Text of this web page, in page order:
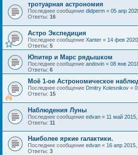
тротуарная астрономия
Последнее сообщение didperm « 05 апр
Ответы: 16
Астро Экспедиция
Последнее сообщение Xanter « 14 фев
Ответы: 5
Юпитер и Марс рядышком
Последнее сообщение andovin « 08 янв
Ответы: 6
Моё 1-ое Астрономическое
Последнее сообщение Dmitry Kolesnikov «
Ответы: 15
Наблюдения Луны
Последнее сообщение edvan « 11 май
Ответы: 11
Наиболее яркие галактики.
Последнее сообщение edvan « 16 апр
Ответы: 3